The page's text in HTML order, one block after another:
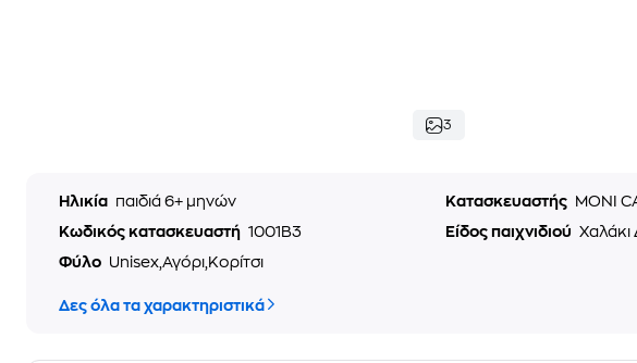
3
Ηλικία παιδιά 6+ μηνών Κατασκευαστής
MONI
Κωδικός κατασκευαστή 1001B3 Είδος παιχνιδιού Χαλάκι
Φύλο Unisex,Αγόρι,Κορίτσι
Δες όλα τα χαρακτηριστικά